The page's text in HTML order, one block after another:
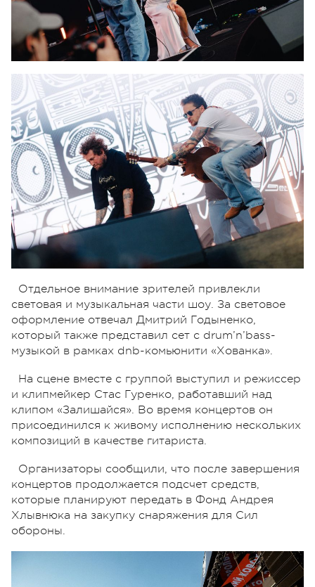
Отдельное внимание зрителей привлекли
световая и музыкальная части шоу. За световое
оформление отвечал Дмитрий Годыненко,
который также представил сет с drum’n’bass-
музыкой в рамках dnb-комьюнити «Хованка».
На сцене вместе с группой выступил и режиссер
и клипмейкер Стас Гуренко, работавший над
клипом «Залишайся». Во время концертов он
присоединился к живому исполнению нескольких
композиций в качестве гитариста.
Организаторы сообщили, что после завершения
концертов продолжается подсчет средств,
которые планируют передать в Фонд Андрея
Хлывнюка на закупку снаряжения для Сил
обороны.